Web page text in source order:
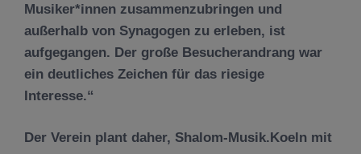
Musiker*innen zusammenzubringen und
außerhalb von Synagogen zu erleben, ist
aufgegangen. Der große Besucherandrang war
ein deutliches Zeichen für das riesige
Interesse.“
Der Verein plant daher, Shalom-Musik.Koeln mit